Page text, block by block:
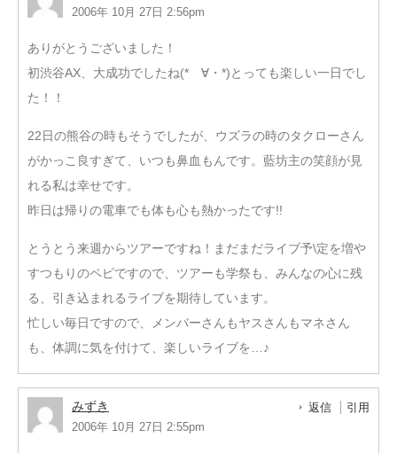
2006年 10月 27日 2:56pm
ありがとうございました！
初渋谷AX、大成功でしたね(*ゝ∀・*)とっても楽しい一日でし
た！！
22日の熊谷の時もそうでしたが、ウズラの時のタクローさん
がかっこ良すぎて、いつも鼻血もんです。藍坊主の笑顔が見
れる私は幸せです。
昨日は帰りの電車でも体も心も熱かったです!!
とうとう来週からツアーですね！まだまだライブ予\定を増や
すつもりのペピですので、ツアーも学祭も、みんなの心に残
る、引き込まれるライブを期待しています。
忙しい毎日ですので、メンバーさんもヤスさんもマネさん
も、体調に気を付けて、楽しいライブを…♪
みずき
2006年 10月 27日 2:55pm
返信 引用